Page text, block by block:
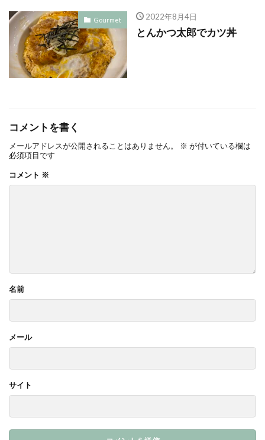
Gourmet 2022年8月4日
とんかつ太郎でカツ丼
コメントを書く
メールアドレスが公開されることはありません。 ※ が付いている欄は
必須項目です
コメント ※
名前
メール
サイト